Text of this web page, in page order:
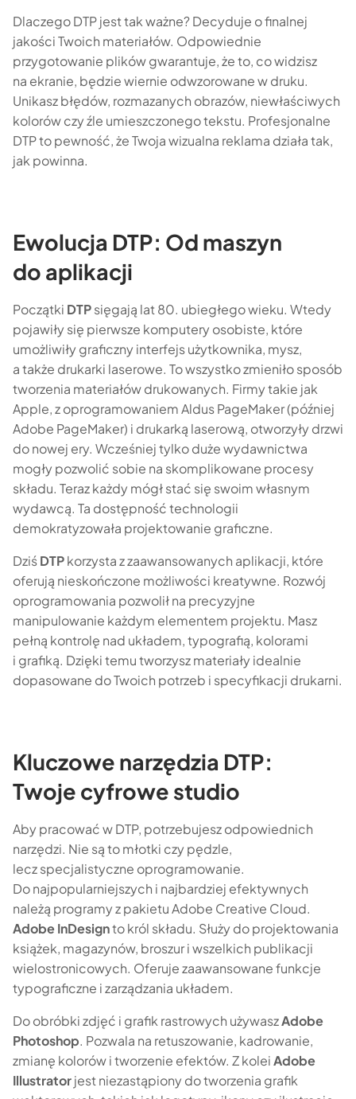
Dlaczego DTP jest tak ważne? Decyduje o finalnej
jakości Twoich materiałów. Odpowiednie
przygotowanie plików gwarantuje, że to, co widzisz
na ekranie, będzie wiernie odwzorowane w druku.
Unikasz błędów, rozmazanych obrazów, niewłaściwych
kolorów czy źle umieszczonego tekstu. Profesjonalne
DTP to pewność, że Twoja wizualna reklama działa tak,
jak powinna.
Ewolucja DTP: Od maszyn
do aplikacji
Początki DTPsięgają lat 80. ubiegłego wieku. Wtedy
pojawiły się pierwsze komputery osobiste, które
umożliwiły graficzny interfejs użytkownika, mysz,
a także drukarki laserowe. To wszystko zmieniło sposób
tworzenia materiałów drukowanych. Firmy takie jak
Apple, z oprogramowaniem Aldus PageMaker (później
Adobe PageMaker) i drukarką laserową, otworzyły drzwi
do nowej ery. Wcześniej tylko duże wydawnictwa
mogły pozwolić sobie na skomplikowane procesy
składu. Teraz każdy mógł stać się swoim własnym
wydawcą. Ta dostępność technologii
demokratyzowała projektowanie graficzne.
DziśDTPkorzysta z zaawansowanych aplikacji, które
oferują nieskończone możliwości kreatywne. Rozwój
oprogramowania pozwolił na precyzyjne
manipulowanie każdym elementem projektu. Masz
pełną kontrolę nad układem, typografią, kolorami
i grafiką. Dzięki temu tworzysz materiały idealnie
dopasowane do Twoich potrzeb i specyfikacji drukarni.
Kluczowe narzędzia DTP:
Twoje cyfrowe studio
Aby pracować w DTP, potrzebujesz odpowiednich
narzędzi. Nie są to młotki czy pędzle,
lecz specjalistyczne oprogramowanie.
Do najpopularniejszych i najbardziej efektywnych
należą programy z pakietu Adobe Creative Cloud.
Adobe InDesignto król składu. Służy do projektowania
książek, magazynów, broszur i wszelkich publikacji
wielostronicowych. Oferuje zaawansowane funkcje
typograficzne i zarządzania układem.
Do obróbki zdjęć i grafik rastrowych używaszAdobe
Photoshop. Pozwala na retuszowanie, kadrowanie,
zmianę kolorów i tworzenie efektów. Z koleiAdobe
Illustratorjest niezastąpiony do tworzenia grafik